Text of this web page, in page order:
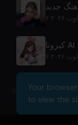
۶ اوت ۲۰۲۶
۶ اوت ۲۰۲۶
© 2026 OnlyHit.
Your
to view the